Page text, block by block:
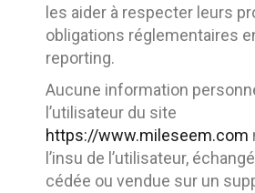
les aider à respecter leurs
obligations réglementaires
reporting.
Aucune information
l’utilisateur du site
https://www.mileseem.com
l’insu de l’utilisateur,
cédée ou vendue sur un